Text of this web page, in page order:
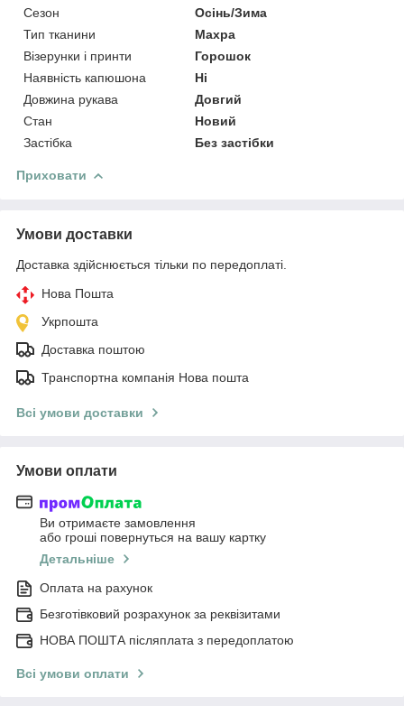
Сезон
Осінь/Зима
Тип тканини
Махра
Візерунки і принти
Горошок
Наявність капюшона
Ні
Довжина рукава
Довгий
Стан
Новий
Застібка
Без застібки
Приховати
Умови доставки
Доставка здійснюється тільки по передоплаті.
Нова Пошта
Укрпошта
Доставка поштою
Транспортна компанія Нова пошта
Всі умови доставки
Умови оплати
Ви отримаєте замовлення
або гроші повернуться на вашу картку
Детальніше
Оплата на рахунок
Безготівковий розрахунок за реквізитами
НОВА ПОШТА післяплата з передоплатою
Всі умови оплати